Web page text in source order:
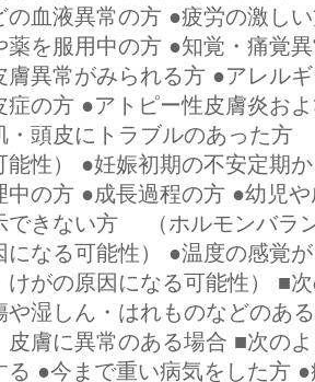
の血液異常の方 ●疲労の激し
薬を服用中の方 ●知覚・痛覚
膚異常がみられる方 ●アレル
症の方 ●アトピー性皮膚炎お
・頭皮にトラブルのあった
能性） ●妊娠初期の不安定期
中の方 ●成長過程の方 ●幼児
できない方 （ホルモンバラ
になる可能性） ●温度の感覚
けがの原因になる可能性） ■
や湿しん・はれものなどのあ
皮膚に異常のある場合 ■次の
る ●今まで重い病気をした方